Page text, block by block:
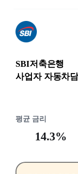
SBI저축은행
사업자 자동차
평균 금리
14.3%